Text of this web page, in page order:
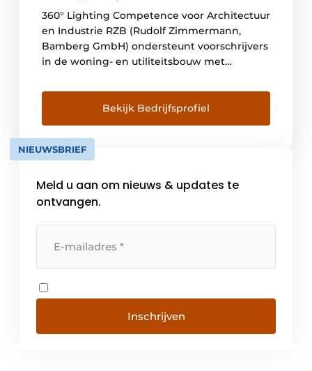
360° Lighting Competence voor Architectuur
en Industrie RZB (Rudolf Zimmermann,
Bamberg GmbH) ondersteunt voorschrijvers
in de woning- en utiliteitsbouw met
lichtmanagement. Met een focus op Smart
Technology en Excellent Design maakt de
organisatie de stap van armatuur leverancier
naar technologisch ketenpartner. Door
procesgestuurde engineering en productie
Bekijk Bedrijfsprofiel
NIEUWSBRIEF
Meld u aan om nieuws & updates te
ontvangen.
Inschrijven